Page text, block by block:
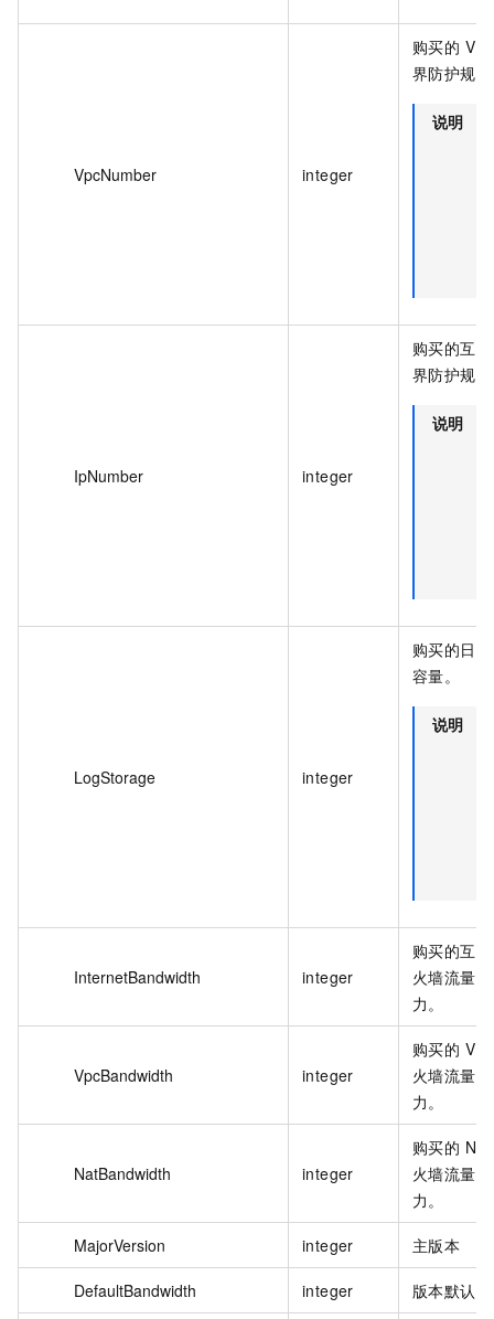
VpcNumber integer
购买的
界防护规
说明
IpNumber integer
购买的互
界防护规
说明
LogStorage integer
购买的日
容量。
说明
InternetBandwidth integer
购买的互
火墙流量
力。
VpcBandwidth integer
购买的
火墙流量
力。
NatBandwidth integer
购买的
火墙流量
力。
MajorVersion integer 主版本
DefaultBandwidth integer 版本默认